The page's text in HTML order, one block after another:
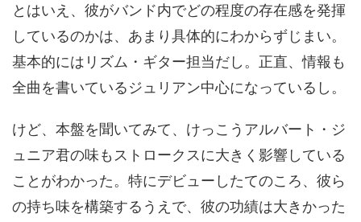
とはいえ、彼がバンド内でどの程度の存在感を発揮
しているのかは、あまり具体的にわからずじまい。
基本的にはリズム・ギター担当だし。正直、情報も
全曲を書いているジュリアン中心になっているし。
けど、本盤を聞いてみて、けっこうアルバート・ジ
ュニア君の味もストロークスに大きく影響している
ことがわかった。特にデビューしたてのころ、彼ら
の持ち味を構築するうえで、彼の功績は大きかった